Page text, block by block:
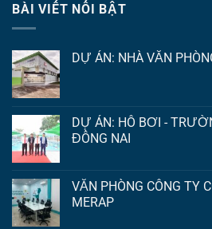
BÀI VIẾT NỔI BẬT
DỰ ÁN: NHÀ VĂN
DỰ ÁN: HỒ BƠI -
ĐỒNG NAI
VĂN PHÒNG CÔNG TY
MERAP